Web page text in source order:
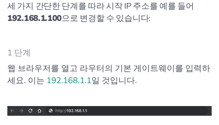
세 가지 간단한 단계를 따라 시작 IP 주소를 예를 들어
192.168.1.100으로 변경할 수 있습니다:
1 단계
웹 브라우저를 열고 라우터의 기본 게이트웨이를 입력하
세요. 이는 192.168.1.1일 것입니다.